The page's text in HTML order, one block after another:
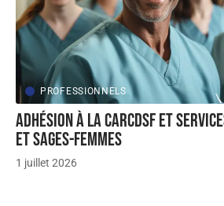
PROFESSIONNELS
Adhésion à la CARCDSF et
et sages-femmes
1 juillet 2026